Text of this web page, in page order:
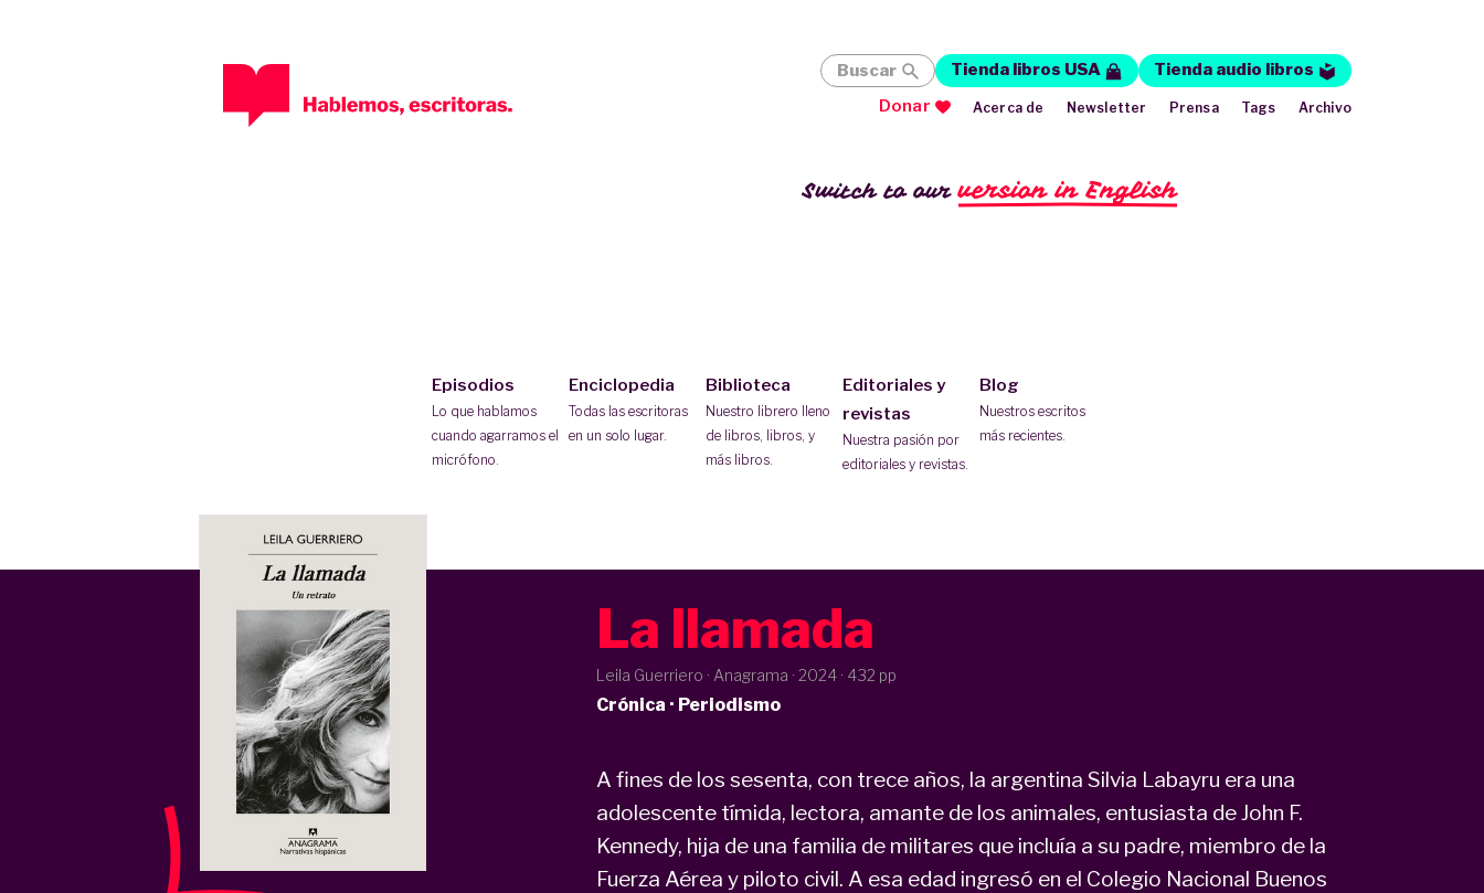
Switch to ourversion in English
Episodios
Lo que hablamos
cuando agarramos el
micrófono.
Enciclopedia
Todas las escritoras
en un solo lugar.
Biblioteca
Nuestro librero lleno
de libros, libros, y
más libros.
Editoriales y
revistas
Nuestra pasión por
editoriales y revistas.
Blog
Nuestros escritos
más recientes.
Buscar Tienda libros USA
Tienda audio libros
Donar
Acerca de Newsletter Prensa Tags Archivo
La llamada
Leila Guerriero · Anagrama · 2024· 432 pp
Crónica · Periodismo
A fines de los sesenta, con trece años, la argentina Silvia Labayru era una
adolescente tímida, lectora, amante de los animales, entusiasta de John F.
Kennedy, hija de una familia de militares que incluía a su padre, miembro de la
Fuerza Aérea y piloto civil. A esa edad ingresó en el Colegio Nacional Buenos